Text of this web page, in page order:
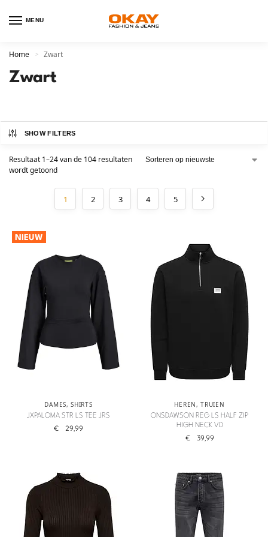
MENU
Home > Zwart
Zwart
SHOW FILTERS
Resultaat 1–24 van de 104 resultaten
wordt getoond
1 2 3 4 5
NIEUW
DAMES,SHIRTS
JXPALOMA STR LS TEE JRS
€ 29,99
HEREN,TRUIEN
ONSDAWSON REG LS HALF ZIP
HIGH NECK VD
€ 39,99